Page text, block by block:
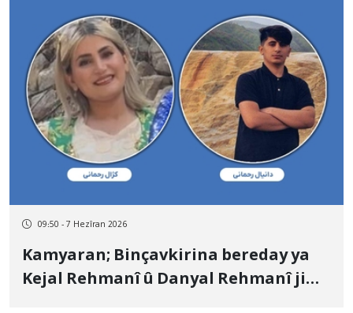
09:50 - 7 Hezîran 2026
Kamyaran; Binçavkirina bereday ya
Kejal Rehmanî û Danyal Rehmanî ji